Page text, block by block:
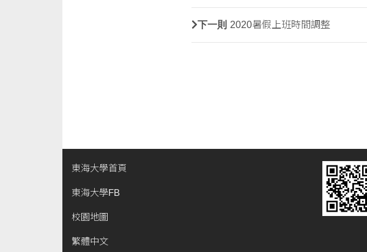
下一則 2020暑假上班時間調整
東海大學首頁
東海大學FB
校園地圖
繁體中文